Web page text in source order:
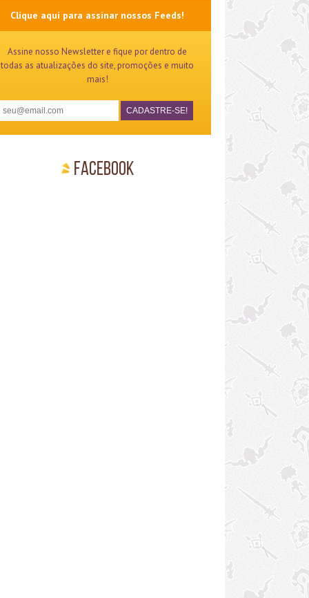
Clique aqui para assinar nossos Feeds!
Assine nosso Newsletter e fique por dentro de
todas as atualizações do site, promoções e muito
mais!
Facebook